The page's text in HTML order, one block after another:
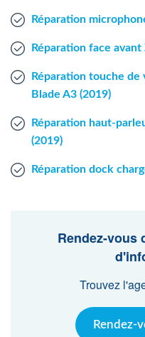
Réparation
Réparation face
Réparation touche
Blade A3 (2019)
Réparation haut-
(2019)
Réparation dock
Rendez-vous
Trouvez
Rendez-